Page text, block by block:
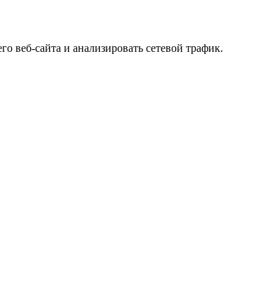
сайта и анализировать сетевой трафик.